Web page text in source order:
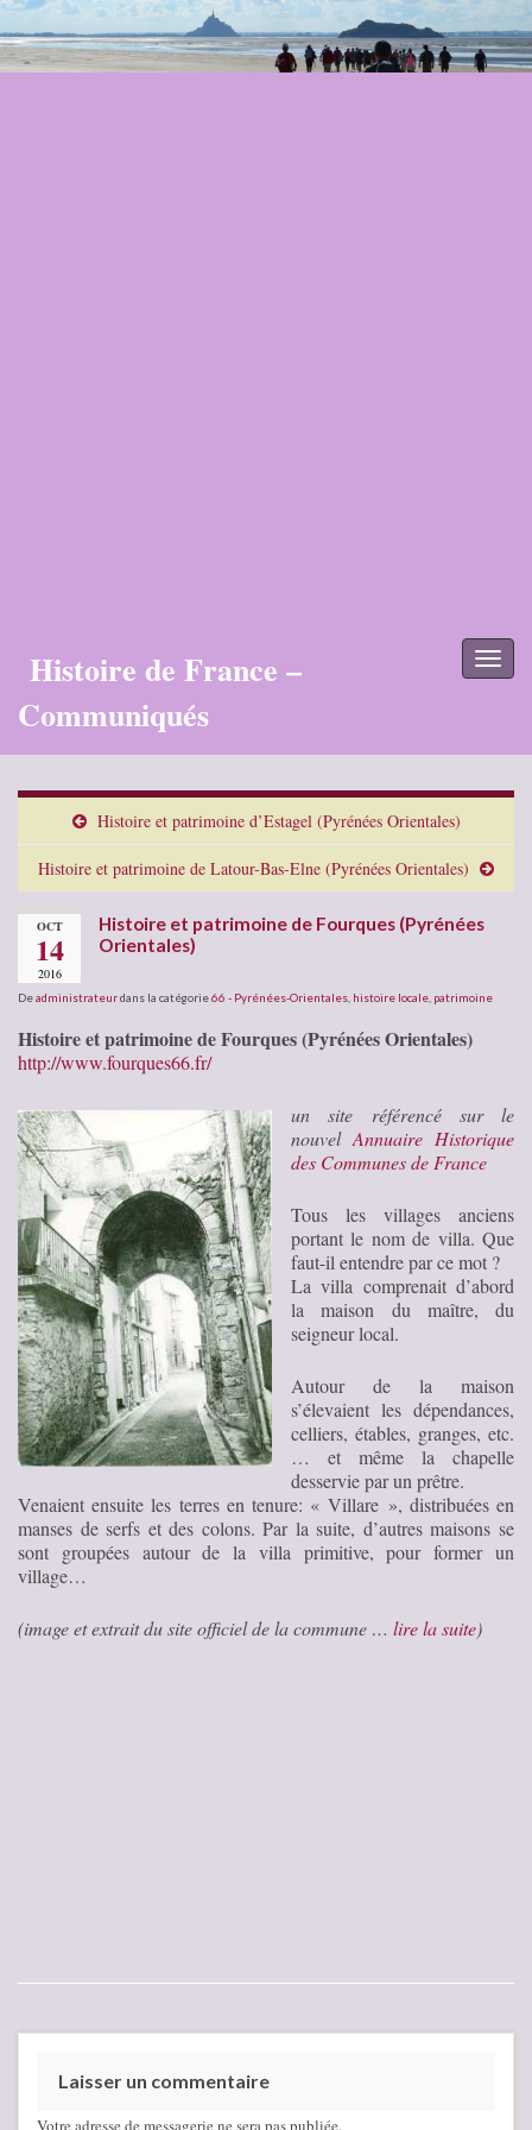
Histoire de France –
Communiqués
Histoire et patrimoine d’Estagel (Pyrénées Orientales)
Histoire et patrimoine de Latour-Bas-Elne (Pyrénées Orientales)
OCT
14
2016
Histoire et patrimoine de Fourques (Pyrénées
Orientales)
Deadministrateurdans la catégorie66 - Pyrénées-Orientales histoire locale patrimoine
Histoire et patrimoine de Fourques (Pyrénées Orientales)
http://www.fourques66.fr/
un site référencé sur le
nouvel Annuaire Historique
des Communes de France
Tous les villages anciens
portant le nom de villa. Que
faut-il entendre par ce mot ?
La villa comprenait d’abord
la maison du maître, du
seigneur local.
Autour de la maison
s’élevaient les dépendances,
celliers, étables, granges, etc.
… et même la chapelle
desservie par un prêtre.
Venaient ensuite les terres en tenure: « Villare », distribuées en
manses de serfs et des colons. Par la suite, d’autres maisons se
sont groupées autour de la villa primitive, pour former un
village…
(image et extrait du site officiel de la commune … lire la suite)
Laisser un commentaire
Votre adresse de messagerie ne sera pas publiée.